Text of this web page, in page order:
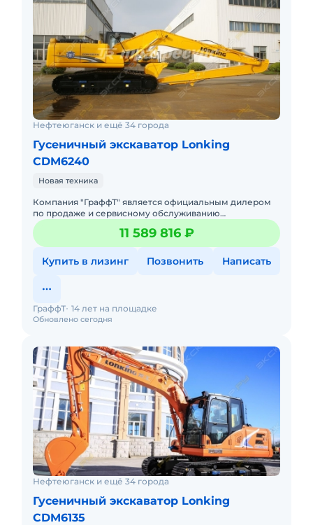
Нефтеюганск и ещё 34 города
Гусеничный экскаватор Lonking
CDM6240
Новая техника
Компания "ГраффТ" является официальным дилером
по продаже и сервисному обслуживанию
экскаваторов Lonking.Предлагаем вам Гусеничный
экскаватор Lonking CDM6240и д
11 589 816 ₽
Купить в лизинг Позвонить Написать
Обновлено сегодня
ГраффТ 14 лет на площадке
Нефтеюганск и ещё 34 города
Гусеничный экскаватор Lonking
CDM6135